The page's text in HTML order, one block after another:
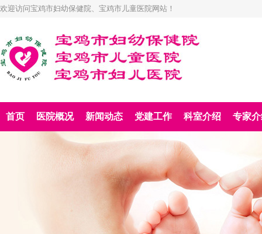
欢迎访问宝鸡市妇幼保健院、宝鸡市儿童医院网站！
首页 医院概况 新闻动态 党建工作 科室介绍 专家